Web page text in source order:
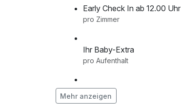
Early Check In ab 12.00 Uhr
pro Zimmer
Ihr Baby-Extra
pro Aufenthalt
Ihr Geburtstags-Extra
pro Zimmer
Mehr anzeigen